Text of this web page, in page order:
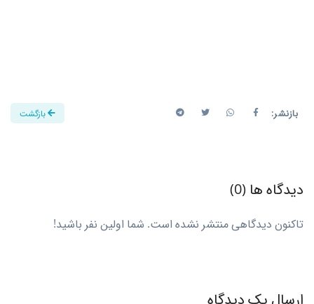
بازنشر: بازگشت
دیدگاه ها (0)
تاکنون دیدگاهی منتشر نشده است. شما اولین نفر باشید!
ارسال یک دیدگاه